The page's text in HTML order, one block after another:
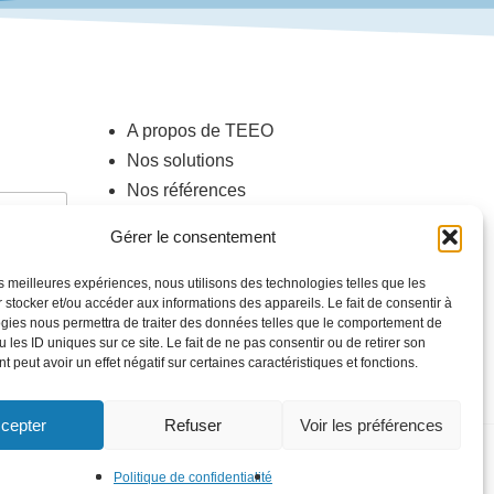
Gérer le consentement
meilleures expériences, nous utilisons des technologies telles que les
stocker et/ou accéder aux informations des appareils. Le fait de consentir à
nous permettra de traiter des données telles que le comportement de
les ID uniques sur ce site. Le fait de ne pas consentir ou de retirer son
peut avoir un effet négatif sur certaines caractéristiques et fonctions.
Refuser Voir les préférences
Politique de confidentialité
A propos de TEEO
Nos solutions
Nos références